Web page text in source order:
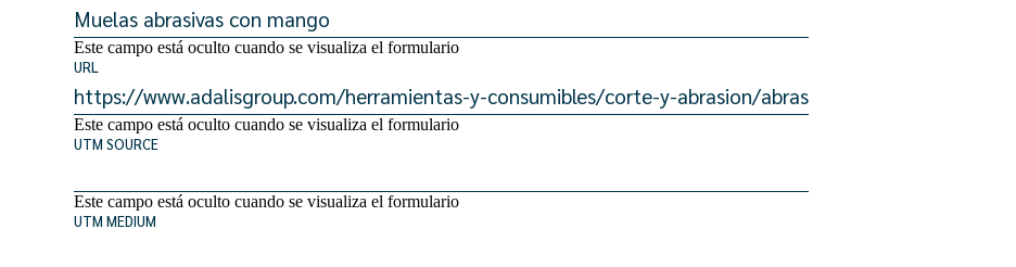
Este campo está oculto cuando se visualiza el formulario
URL
Este campo está oculto cuando se visualiza el formulario
UTM SOURCE
Este campo está oculto cuando se visualiza el formulario
UTM MEDIUM